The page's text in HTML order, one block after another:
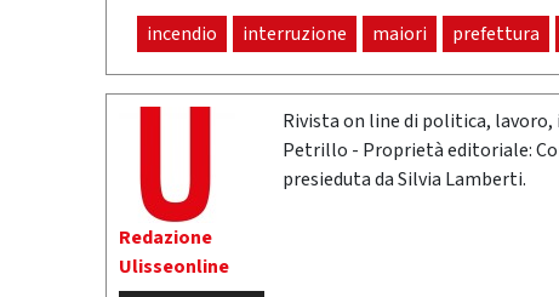
incendio interruzione maiori prefettura
Redazione
Ulisseonline
Rivista on line di politica, lavoro,
Petrillo - Proprietà editoriale:
presieduta da Silvia Lamberti.